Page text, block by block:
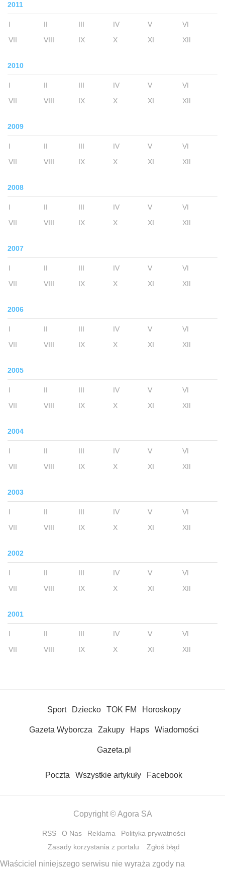
2011
I II III IV V
VI
VII
VIII IX X XI XII
2010
I II III IV V
VI
VII
VIII IX X XI XII
2009
I II III IV V
VI
VII
VIII IX X XI XII
2008
I II III IV V
VI
VII
VIII IX X XI XII
2007
I II III IV V
VI
VII
VIII IX X XI XII
2006
I II III IV V
VI
VII
VIII IX X XI XII
2005
I II III IV V
VI
VII
VIII IX X XI XII
2004
I II III IV V
VI
VII
VIII IX X XI XII
2003
I II III IV V
VI
VII
VIII IX X XI XII
2002
I II III IV V
VI
VII
VIII IX X XI XII
2001
I II III IV V
VI
VII
VIII IX X XI XII
Sport Dziecko TOK FM Horoskopy
Gazeta Wyborcza Zakupy Haps Wiadomości
Gazeta.pl
Poczta Wszystkie artykuły Facebook
Copyright © Agora SA
RSS O Nas Reklama
Polityka prywatności
Zasady korzystania z portalu
Zgłoś błąd
Właściciel niniejszego serwisu nie wyraża zgody na